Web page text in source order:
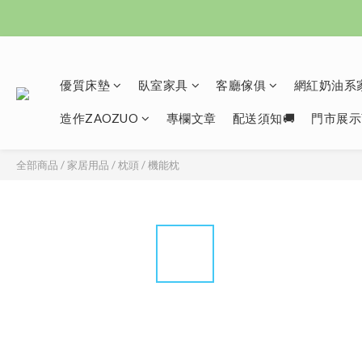
優質床墊 臥室家具 客廳傢俱 網紅奶油
造作ZAOZUO 專欄文章 配送須知🚚 門市展
全部商品 /家居用品 /枕頭/機能枕